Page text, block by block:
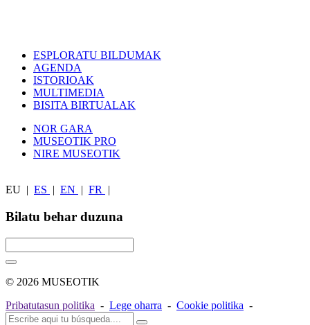
ESPLORATU BILDUMAK
AGENDA
ISTORIOAK
MULTIMEDIA
BISITA BIRTUALAK
NOR GARA
MUSEOTIK PRO
NIRE MUSEOTIK
EU | ES | EN | FR |
Bilatu behar duzuna
© 2026 MUSEOTIK
Pribatutasun politika - Lege oharra - Cookie politika -